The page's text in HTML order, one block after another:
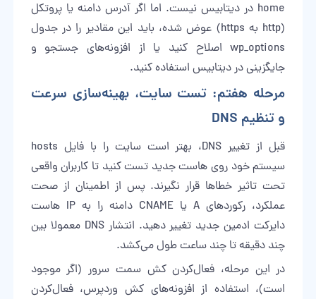
home در دیتابیس نیست. اما اگر آدرس دامنه یا پروتکل
(http به https) عوض شده، باید این مقادیر را در جدول
wp_options اصلاح کنید یا از افزونه‌های جستجو و
جایگزینی در دیتابیس استفاده کنید.
مرحله هفتم: تست سایت، بهینه‌سازی سرعت
و تنظیم DNS
قبل از تغییر DNS، بهتر است سایت را با فایل hosts
سیستم خود روی هاست جدید تست کنید تا کاربران واقعی
تحت تاثیر خطاها قرار نگیرند. پس از اطمینان از صحت
عملکرد، رکوردهای A یا CNAME دامنه را به IP هاست
دایرکت ادمین جدید تغییر دهید. انتشار DNS معمولا بین
چند دقیقه تا چند ساعت طول می‌کشد.
در این مرحله، فعال‌کردن کش سمت سرور (اگر موجود
است)، استفاده از افزونه‌های کش وردپرس، فعال‌کردن